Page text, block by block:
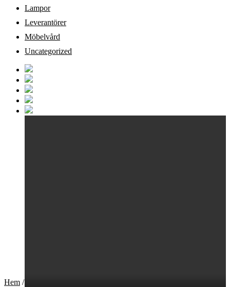
Lampor
Leverantörer
Möbelvård
Uncategorized
Hem /